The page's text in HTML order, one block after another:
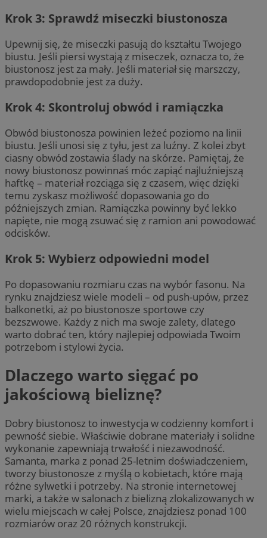
Krok 3: Sprawdź miseczki biustonosza
Upewnij się, że miseczki pasują do kształtu Twojego
biustu. Jeśli piersi wystają z miseczek, oznacza to, że
biustonosz jest za mały. Jeśli materiał się marszczy,
prawdopodobnie jest za duży.
Krok 4: Skontroluj obwód i ramiączka
Obwód biustonosza powinien leżeć poziomo na linii
biustu. Jeśli unosi się z tyłu, jest za luźny. Z kolei zbyt
ciasny obwód zostawia ślady na skórze. Pamiętaj, że
nowy biustonosz powinnaś móc zapiąć najluźniejszą
haftkę – materiał rozciąga się z czasem, więc dzięki
temu zyskasz możliwość dopasowania go do
późniejszych zmian. Ramiączka powinny być lekko
napięte, nie mogą zsuwać się z ramion ani powodować
odcisków.
Krok 5: Wybierz odpowiedni model
Po dopasowaniu rozmiaru czas na wybór fasonu. Na
rynku znajdziesz wiele modeli – od push-upów, przez
balkonetki, aż po biustonosze sportowe czy
bezszwowe. Każdy z nich ma swoje zalety, dlatego
warto dobrać ten, który najlepiej odpowiada Twoim
potrzebom i stylowi życia.
Dlaczego warto sięgać po
jakościową bieliznę?
Dobry biustonosz to inwestycja w codzienny komfort i
pewność siebie. Właściwie dobrane materiały i solidne
wykonanie zapewniają trwałość i niezawodność.
Samanta, marka z ponad 25-letnim doświadczeniem,
tworzy biustonosze z myślą o kobietach, które mają
różne sylwetki i potrzeby. Na stronie internetowej
marki, a także w salonach z bielizną zlokalizowanych w
wielu miejscach w całej Polsce, znajdziesz ponad 100
rozmiarów oraz 20 różnych konstrukcji.